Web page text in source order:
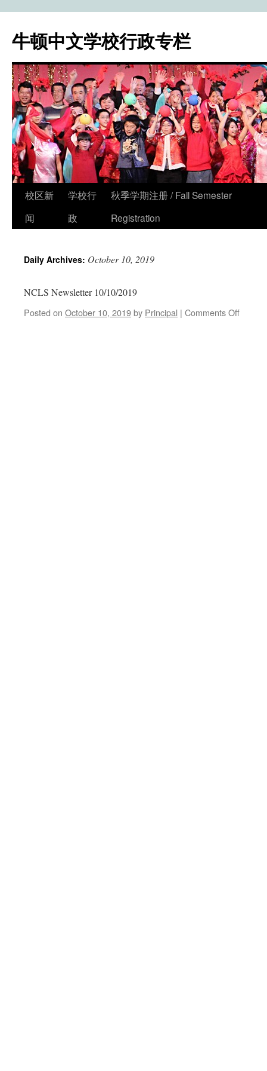
牛顿中文学校行政专栏
Skip
校区新
闻
学校行
政
秋季学期注册 / Fall Semester
Registration
Daily Archives: October 10, 2019
NCLS Newsletter 10/10/2019
Posted on October 10, 2019by Principal | Comments Off